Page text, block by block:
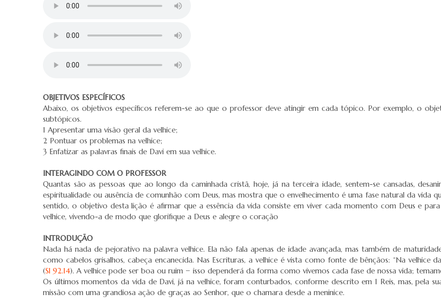
OBJETIVOS ESPECÍFICOS
Abaixo, os objetivos específicos referem-se ao que o professor deve atingir em cada tópico. Por exemplo, o
subtópicos.
1 Apresentar uma visão geral da velhice;
2 Pontuar os problemas na velhice;
3 Enfatizar as palavras finais de Davi em sua velhice.
INTERAGINDO COM O PROFESSOR
Quantas são as pessoas que ao longo da caminhada cristã, hoje, já na terceira idade, sentem-se cansadas,
espiritualidade ou ausência de comunhão com Deus, mas mostra que o envelhecimento é uma fase natural da vida
sentido, o objetivo desta lição é afirmar que a essência da vida consiste em viver cada momento com Deus e
velhice, vivendo-a de modo que glorifique a Deus e alegre o coração
INTRODUÇÃO
Nada há nada de pejorativo na palavra velhice. Ela não fala apenas de idade avançada, mas também de
como cabelos grisalhos, cabeça encanecida. Nas Escrituras, a velhice é vista como fonte de bênçãos: “Na velhice
(Sl 92.14). A velhice pode ser boa ou ruim − isso dependerá da forma como vivemos cada fase de nossa vida;
Os últimos momentos da vida de Davi, já na velhice, foram conturbados, conforme descrito em 1 Reis, mas, pela
missão com uma grandiosa ação de graças ao Senhor, que o chamara desde a meninice.